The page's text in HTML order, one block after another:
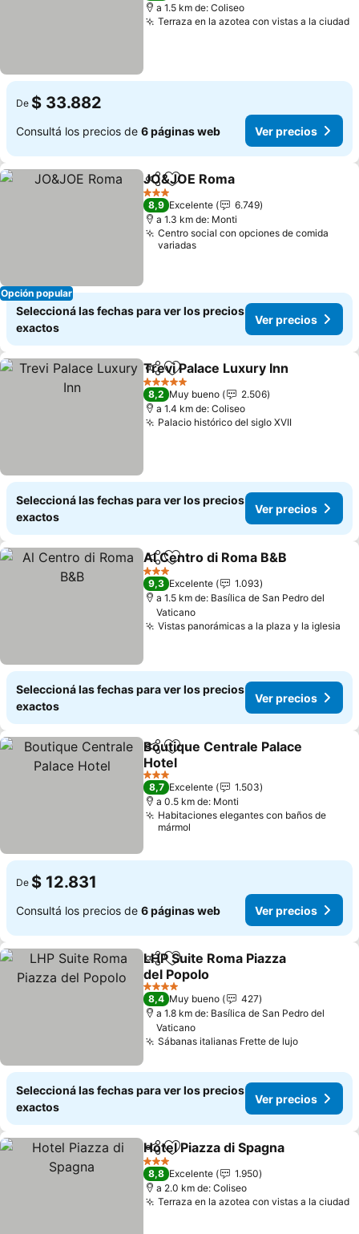
a 1.5 km de: Coliseo
Terraza en la azotea con vistas a la ciudad
De $ 33.882
Consultá los precios de 6 páginas web Ver precios
Opción popular
CompartirAñadir a favoritos
JO&JOE Roma
3 Estrellas
8,9 Excelente
6.749
a 1.3 km de: Monti
Centro social con opciones de comida
variadas
Seleccioná las fechas para ver los precios
exactos
Ver precios
Compartir
Añadir a favoritos
Trevi Palace Luxury Inn
5 Estrellas
8,2 Muy bueno
2.506
a 1.4 km de: Coliseo
Palacio histórico del siglo XVII
Seleccioná las fechas para ver los precios
exactos
Ver precios
CompartirAñadir a favoritos
Al Centro di Roma B&B
3 Estrellas
9,3 Excelente
1.093
a 1.5 km de: Basílica de San Pedro del
Vaticano
Vistas panorámicas a la plaza y la iglesia
Seleccioná las fechas para ver los precios
exactos
Ver precios
CompartirAñadir a favoritos
Boutique Centrale Palace
Hotel
3 Estrellas
8,7 Excelente
1.503
a 0.5 km de: Monti
Habitaciones elegantes con baños de
mármol
De $ 12.831
Consultá los precios de 6 páginas web Ver precios
CompartirAñadir a favoritos
LHP Suite Roma Piazza
del Popolo
4 Estrellas
8,4 Muy bueno
427
a 1.8 km de: Basílica de San Pedro del
Vaticano
Sábanas italianas Frette de lujo
Seleccioná las fechas para ver los precios
exactos
Ver precios
CompartirAñadir a favoritos
Hotel Piazza di Spagna
3 Estrellas
8,8 Excelente
1.950
a 2.0 km de: Coliseo
Terraza en la azotea con vistas a la ciudad